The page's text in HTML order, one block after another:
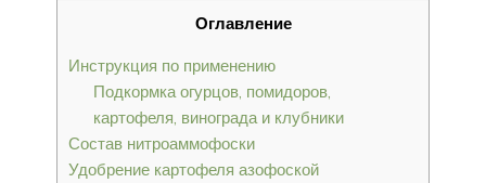
Оглавление
Инструкция по применению
Подкормка огурцов, помидоров,
картофеля, винограда и клубники
Состав нитроаммофоски
Удобрение картофеля азофоской